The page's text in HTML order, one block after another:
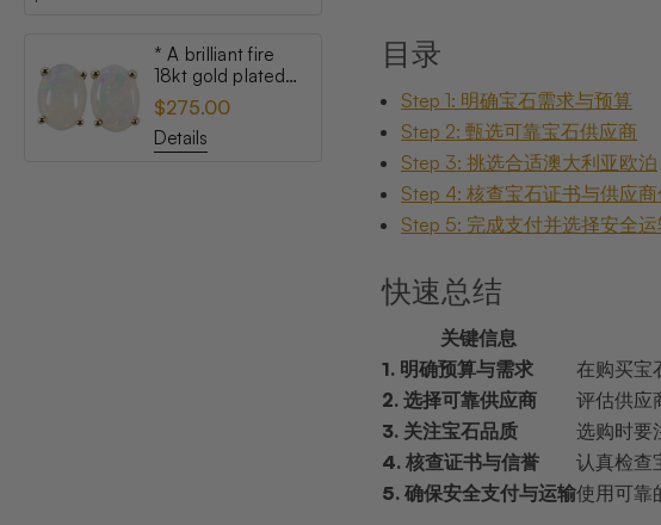
* A brilliant fire
18kt gold plated
australian white
opal stud earrings
$275.00
Details
目录
Step 1: 明确宝石需求与预算
Step 2: 甄选可靠宝石供应商
Step 3: 挑选合适澳大利亚欧泊
Step 4: 核查宝石证书与供应
Step 5: 完成支付并选择安全运
快速总结
关键信息
1. 明确预算与需求
在购买宝
2. 选择可靠供应商
评估供应
3. 关注宝石品质
选购时要
4. 核查证书与信誉
认真检查
5. 确保安全支付与运输使用可靠